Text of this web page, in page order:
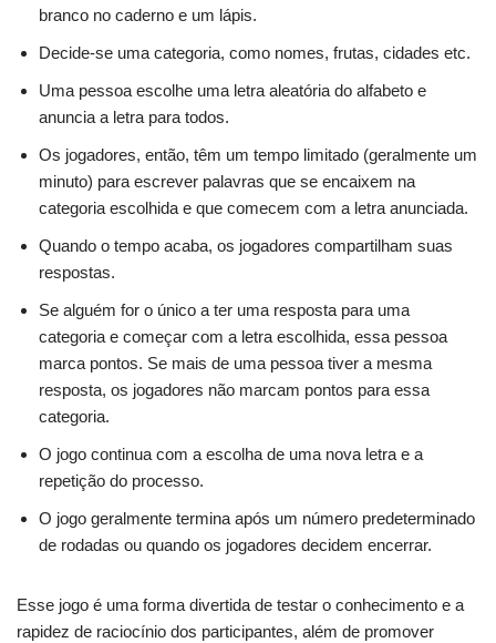
branco no caderno e um lápis.
Decide-se uma categoria, como nomes, frutas, cidades etc.
Uma pessoa escolhe uma letra aleatória do alfabeto e
anuncia a letra para todos.
Os jogadores, então, têm um tempo limitado (geralmente um
minuto) para escrever palavras que se encaixem na
categoria escolhida e que comecem com a letra anunciada.
Quando o tempo acaba, os jogadores compartilham suas
respostas.
Se alguém for o único a ter uma resposta para uma
categoria e começar com a letra escolhida, essa pessoa
marca pontos. Se mais de uma pessoa tiver a mesma
resposta, os jogadores não marcam pontos para essa
categoria.
O jogo continua com a escolha de uma nova letra e a
repetição do processo.
O jogo geralmente termina após um número predeterminado
de rodadas ou quando os jogadores decidem encerrar.
Esse jogo é uma forma divertida de testar o conhecimento e a
rapidez de raciocínio dos participantes, além de promover